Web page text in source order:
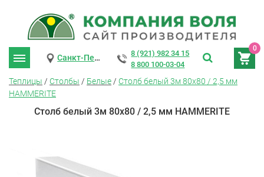
0
Санкт-Петербург
8 (921) 982 34 15
8 800 100-03-04
Теплицы / Столбы / Белые / Столб белый 3м 80х80 / 2,5 мм
HAMMERITE
Столб белый 3м 80х80 / 2,5 мм HAMMERITE